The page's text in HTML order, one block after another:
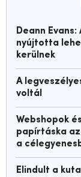
Deann
nyújtotta
kerülnek
A
voltál
Webshopok
papírtáska
a
Elindult a